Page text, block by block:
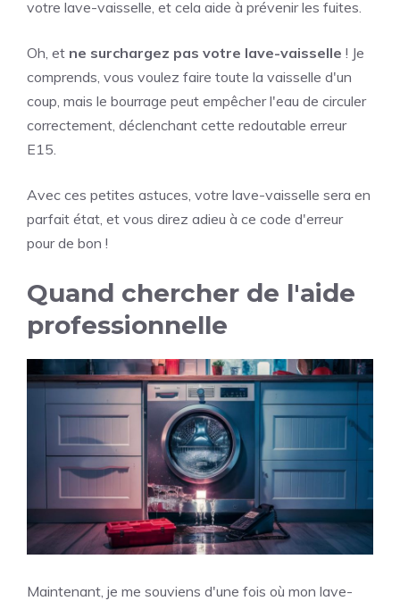
votre lave-vaisselle, et cela aide à prévenir les fuites.
Oh, et ne surchargez pas votre lave-vaisselle ! Je
comprends, vous voulez faire toute la vaisselle d'un
coup, mais le bourrage peut empêcher l'eau de circuler
correctement, déclenchant cette redoutable erreur
E15.
Avec ces petites astuces, votre lave-vaisselle sera en
parfait état, et vous direz adieu à ce code d'erreur
pour de bon !
Quand chercher de l'aide
professionnelle
Maintenant, je me souviens d'une fois où mon lave-